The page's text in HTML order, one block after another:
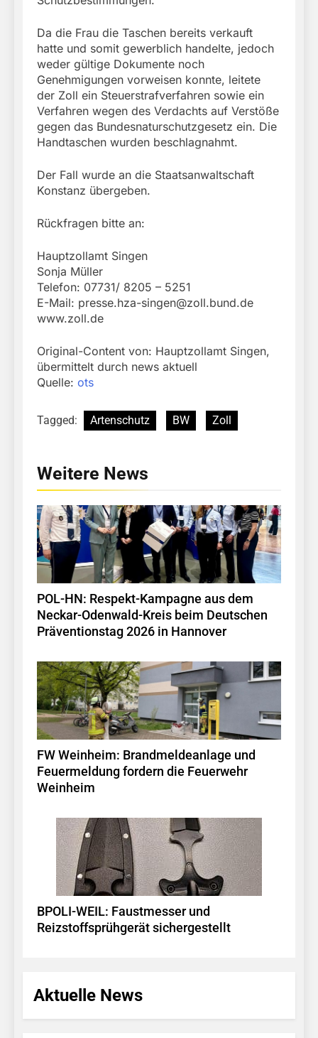
Da die Frau die Taschen bereits verkauft
hatte und somit gewerblich handelte, jedoch
weder gültige Dokumente noch
Genehmigungen vorweisen konnte, leitete
der Zoll ein Steuerstrafverfahren sowie ein
Verfahren wegen des Verdachts auf Verstöße
gegen das Bundesnaturschutzgesetz ein. Die
Handtaschen wurden beschlagnahmt.
Der Fall wurde an die Staatsanwaltschaft
Konstanz übergeben.
Rückfragen bitte an:
Hauptzollamt Singen
Sonja Müller
Telefon: 07731/ 8205 – 5251
E-Mail: presse.hza-singen@zoll.bund.de
www.zoll.de
Original-Content von: Hauptzollamt Singen,
übermittelt durch news aktuell
Quelle: ots
Tagged: Artenschutz BW Zoll
Weitere News
POL-HN: Respekt-Kampagne aus dem
Neckar-Odenwald-Kreis beim Deutschen
Präventionstag 2026 in Hannover
FW Weinheim: Brandmeldeanlage und
Feuermeldung fordern die Feuerwehr
Weinheim
BPOLI-WEIL: Faustmesser und
Reizstoffsprühgerät sichergestellt
Aktuelle News